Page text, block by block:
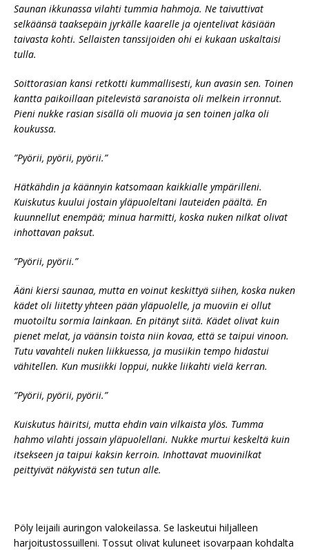
Saunan ikkunassa vilahti tummia hahmoja. Ne taivuttivat
selkäänsä taaksepäin jyrkälle kaarelle ja ojentelivat käsiään
taivasta kohti. Sellaisten tanssijoiden ohi ei kukaan uskaltaisi
tulla.
Soittorasian kansi retkotti kummallisesti, kun avasin sen. Toinen
kantta paikoillaan pitelevistä saranoista oli melkein irronnut.
Pieni nukke rasian sisällä oli muovia ja sen toinen jalka oli
koukussa.
”Pyörii, pyörii, pyörii.”
Hätkähdin ja käännyin katsomaan kaikkialle ympärilleni.
Kuiskutus kuului jostain yläpuoleltani lauteiden päältä. En
kuunnellut enempää; minua harmitti, koska nuken nilkat olivat
inhottavan paksut.
”Pyörii, pyörii.”
Ääni kiersi saunaa, mutta en voinut keskittyä siihen, koska nuken
kädet oli liitetty yhteen pään yläpuolelle, ja muoviin ei ollut
muotoiltu sormia lainkaan. En pitänyt siitä. Kädet olivat kuin
pienet melat, ja väänsin toista niin kovaa, että se taipui vinoon.
Tutu vavahteli nuken liikkuessa, ja musiikin tempo hidastui
vähitellen. Kun musiikki loppui, nukke liikahti vielä kerran.
”Pyörii, pyörii, pyörii.”
Kuiskutus häiritsi, mutta ehdin vain vilkaista ylös. Tumma
hahmo vilahti jossain yläpuolellani. Nukke murtui keskeltä kuin
itsekseen ja taipui kaksin kerroin. Inhottavat muovinilkat
peittyivät näkyvistä sen tutun alle.
Pöly leijaili auringon valokeilassa. Se laskeutui hiljalleen
harjoitustossuilleni. Tossut olivat kuluneet isovarpaan kohdalta